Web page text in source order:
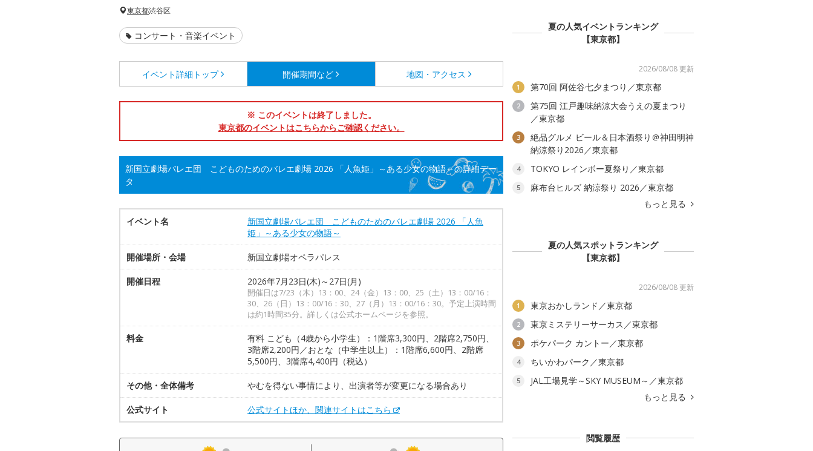
東京都渋谷区
コンサート・音楽イベント
イベント詳細 トップ 開催期間など 地図・アクセス
※ このイベントは終了しました。
東京都のイベントはこちらからご確認ください。
新国立劇場バレエ団 こどものためのバレエ劇場 2026 「人魚姫」～ある少女の物語～の詳細デー
タ
イベント名
新国立劇場バレエ団 こどものためのバレエ劇場 2026 「人魚
姫」～ある少女の物語～
開催場所・会場 新国立劇場オペラパレス
開催日程 2026年7月23日(木)～27日(月)
開催日は7/23（木）13：00、24（金）13：00、25（土）13：00/16：
30、26（日）13：00/16：30、27（月）13：00/16：30。予定上演時間
は約1時間35分。詳しくは公式ホームページを参照。
料金
有料 こども（4歳から小学生）：1階席3,300円、2階席2,750円、
3階席2,200円／おとな（中学生以上）：1階席6,600円、2階席
5,500円、3階席4,400円（税込）
その他・全体備考 やむを得ない事情により、出演者等が変更になる場合あり
公式サイト 公式サイトほか、関連サイトはこちら
夏の人気イベントランキング
【東京都】
2026/08/08 更新
1 第70回 阿佐谷七夕まつり／東京都
2
第75回 江戸趣味納涼大会うえの夏まつり
／東京都
3
絶品グルメ ビール＆日本酒祭り＠神田明神
納涼祭り2026／東京都
4 TOKYO レインボー夏祭り／東京都
5
麻布台ヒルズ 納涼祭り 2026／東京都
もっと見る
夏の人気スポットランキング
【東京都】
2026/08/08 更新
1 東京おかしランド／東京都
2 東京ミステリーサーカス／東京都
3 ポケパーク カントー／東京都
4 ちいかわパーク／東京都
5
JAL工場見学～SKY MUSEUM～／東京都
もっと見る
閲覧履歴